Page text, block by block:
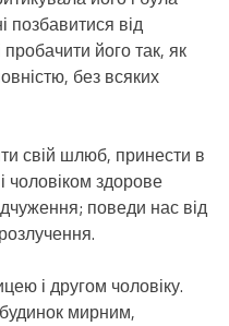
від
пробачити його так, як
без всяких
свій шлюб, принести в
чоловіком здорове
поведи нас від
і другом чоловіку.
мирним,